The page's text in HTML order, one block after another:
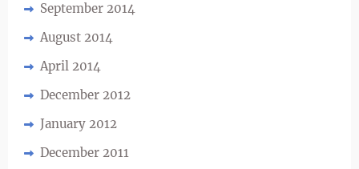
September 2014
August 2014
April 2014
December 2012
January 2012
December 2011